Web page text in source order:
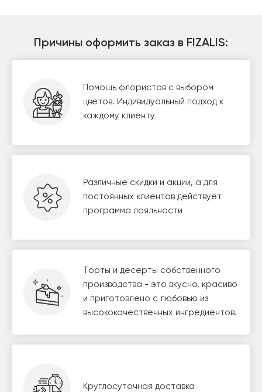
Причины оформить заказ в FIZALIS:
Помощь флористов с выбором
цветов. Индивидуальный подход к
каждому клиенту
Различные скидки и акции, а для
постоянных клиентов действует
программа лояльности
Торты и десерты собственного
производства - это вкусно, красиво
и приготовлено с любовью из
высококачественных ингредиентов.
Круглосуточная доставка